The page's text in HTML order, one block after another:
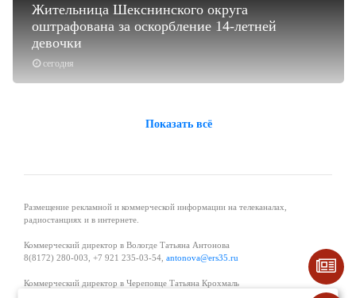
сегодня
Жительница Шекснинского округа
оштрафована за оскорбление 14-летней
девочки
Показать всё
Размещение рекламной и коммерческой информации на телеканалах,
радиостанциях и в интернете.
Коммерческий директор в Вологде Татьяна Антонова
8(8172) 280-003, +7 921 235-03-54, antonova@ers35.ru
Коммерческий директор в Череповце Татьяна Крохмаль